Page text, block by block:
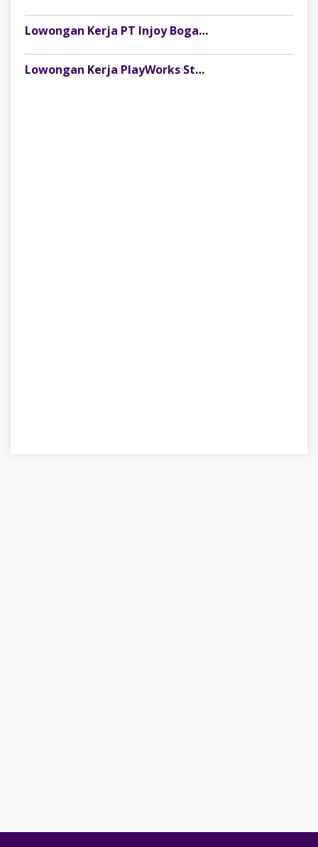
Lowongan Kerja PT Injoy Boga Indonesia (Distributor Es Krim Aice Palembang)
Lowongan Kerja PlayWorks Store Palembang Trade Centre Terbaru